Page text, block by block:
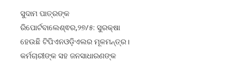
CONTINUE READING
ସୁଦାମ ପାତ୍ରଙ୍କ
ରିପୋର୍ଟବାଲେଶ୍ଵର,୨୭/୫: ସୁରକ୍ଷା
ହେଉଛି ଟିପିଏନଓଡ଼ିଏଲର ମୂଳମନ୍ତ୍ର।
କର୍ମଚାରୀଙ୍କ ସହ ଜନସାଧାରଣଙ୍କ